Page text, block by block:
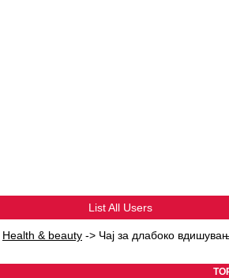
List All Users
Health & beauty -> Чај за длабоко